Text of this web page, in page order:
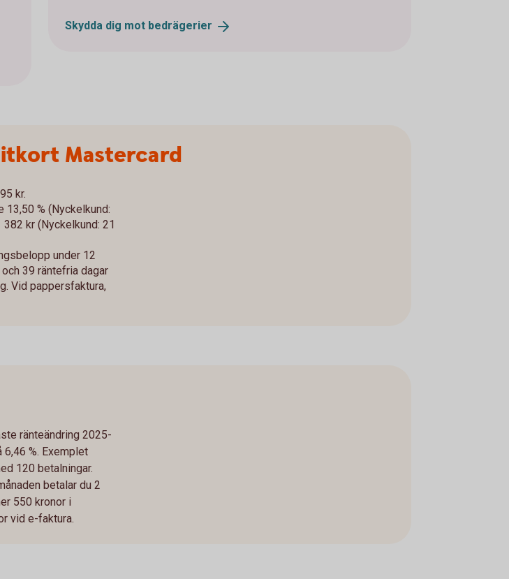
Skydda dig mot bedrägerier
Mastercard
kr.
13,50 % (Nyckelkund:
kr (Nyckelkund: 21
under 12
39 räntefria dagar
Vid pappersfaktura,
ränteändring 2025-
%. Exemplet
120 betalningar.
betalar du 2
550 kronor i
vid e-faktura.